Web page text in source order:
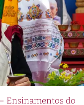
Ensinamentos do